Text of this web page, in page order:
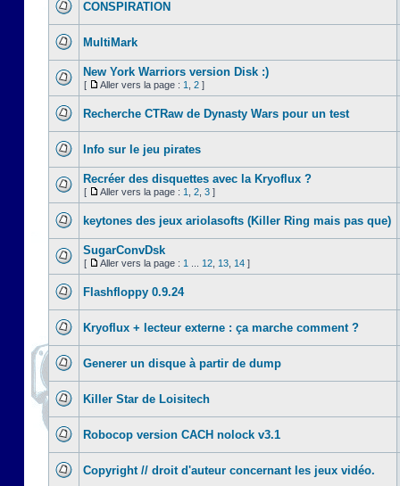
CONSPIRATION
MultiMark
New York Warriors version Disk :)
[ Aller vers la page : 1 2 ]
Recherche CTRaw de Dynasty Wars pour un test
Info sur le jeu pirates
Recréer des disquettes avec la Kryoflux ?
[ Aller vers la page : 1 2 3 ]
keytones des jeux ariolasofts (Killer Ring mais pas que)
SugarConvDsk
[ Aller vers la page : 1 12 13 14 ]
Flashfloppy 0.9.24
Kryoflux + lecteur externe : ça marche comment ?
Generer un disque à partir de dump
Killer Star de Loisitech
Robocop version CACH nolock v3.1
Copyright // droit d'auteur concernant les jeux vidéo.